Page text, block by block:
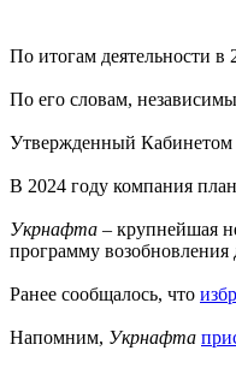
По итогам деятельности
По его словам,
Утвержденный
В 2024 году компания
Укрнафта – крупнейшая
программу возобновления
Ранее сообщалось, что
Напомним, Укрнафта